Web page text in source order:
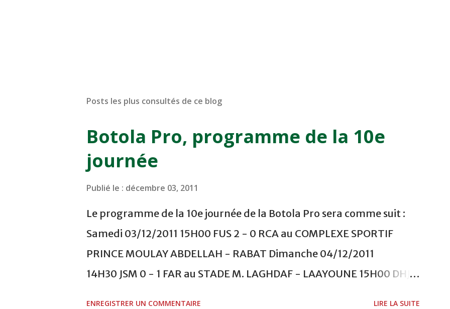
Posts les plus consultés de ce blog
Botola Pro, programme de la 10e
journée
Publié le : décembre 03, 2011
Le programme de la 10e journée de la Botola Pro sera comme suit :
Samedi 03/12/2011 15H00 FUS 2 - 0 RCA au COMPLEXE SPORTIF
PRINCE MOULAY ABDELLAH - RABAT Dimanche 04/12/2011
14H30 JSM 0 - 1 FAR au STADE M. LAGHDAF - LAAYOUNE 15H00 DHJ 0
ENREGISTRER UN COMMENTAIRE LIRE LA SUITE